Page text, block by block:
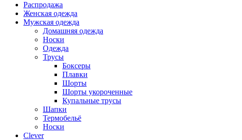
Распродажа
Женская одежда
Мужская одежда
Домашняя одежда
Носки
Одежда
Трусы
Боксеры
Плавки
Шорты
Шорты укороченные
Купальные трусы
Шапки
Термобельё
Носки
Clever